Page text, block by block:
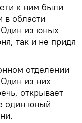
к ним были
в области
Один из юных
так и не придя
отделении
из них
открывает
один юный